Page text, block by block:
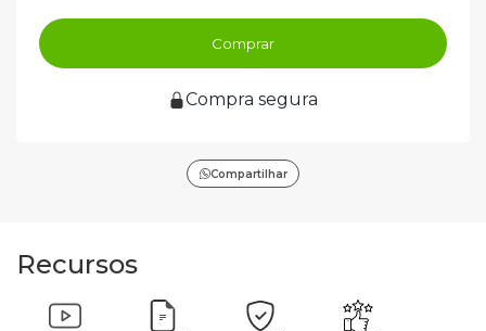
Comprar
Compra segura
Compartilhar
Recursos